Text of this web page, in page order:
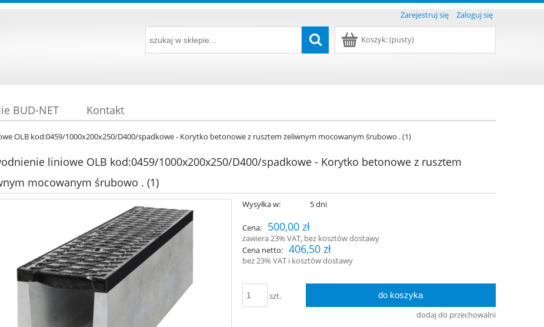
Zarejestruj się Zaloguj się
Koszyk:(pusty)
BUD-NET Kontakt
OLB kod:0459/1000x200x250/D400/spadkowe - Korytko betonowe z rusztem żeliwnym mocowanym śrubowo . (1)
liniowe OLB kod:0459/1000x200x250/D400/spadkowe - Korytko betonowe z rusztem
mocowanym śrubowo . (1)
Wysyłka w: 5 dni
Cena: 500,00 zł
zawiera 23% VAT, bez kosztów dostawy
Cena netto: 406,50 zł
bez 23% VAT i kosztów dostawy
szt. do koszyka
dodaj do przechowalni